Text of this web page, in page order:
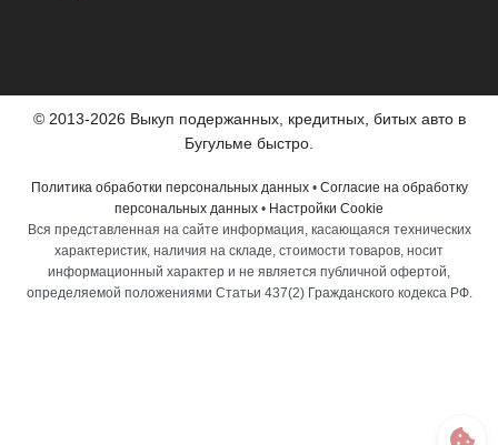
© 2013-2026 Выкуп подержанных, кредитных, битых авто в
Бугульме быстро.
Политика обработки персональных данных• Согласие на обработку
персональных данных • Настройки Cookie
Вся представленная на сайте информация, касающаяся технических
характеристик, наличия на складе, стоимости товаров, носит
информационный характер и не является публичной офертой,
определяемой положениями Статьи 437(2) Гражданского кодекса РФ.